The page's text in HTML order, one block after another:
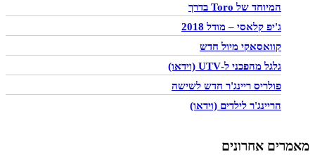
המיוחד של Toro בדרך
ג'יפ קלאסי – מודל 2018
קוואסאקי מיול חדש
גלגל מהפכני ל-UTV (וידאו)
פולריס ריינג'ר חדש לשישה
הריינג'ר לילדים (וידאו)
מאמרים אחרונים